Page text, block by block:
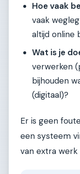
Hoe vaak
vaak
altijd online
Wat is je
verwerken
bijhouden
(digitaal)?
Er is geen
een systeem
van extra